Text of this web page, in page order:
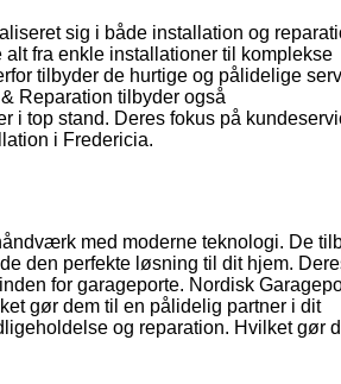
sig i både installation og
fra enkle installationer til komplekse
tilbyder de hurtige og pålidelige
Reparation tilbyder også
i top stand. Deres fokus på
i Fredericia.
med moderne teknologi. De
den perfekte løsning til dit hjem.
for garageporte. Nordisk
gør dem til en pålidelig partner i dit
og reparation. Hvilket gør